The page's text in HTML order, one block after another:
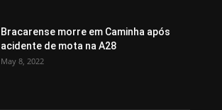
Bracarense morre em Caminha após
acidente de mota na A28
May 8, 2022